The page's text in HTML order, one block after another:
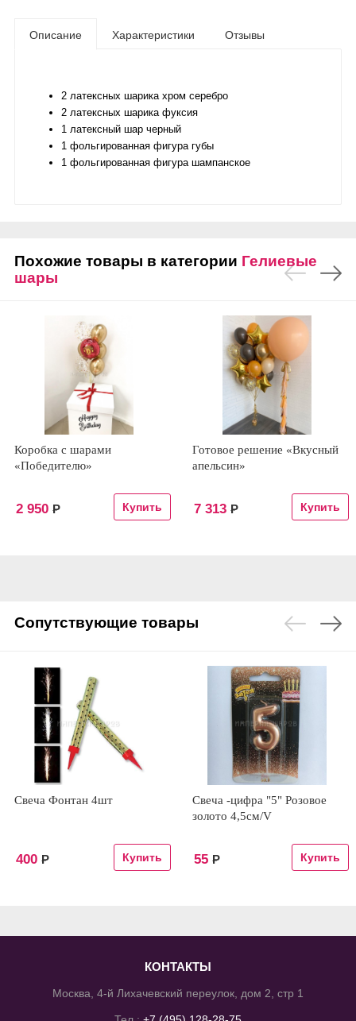
Описание Характеристики Отзывы
2 латексных шарика хром серебро
2 латексных шарика фуксия
1 латексный шар черный
1 фольгированная фигура губы
1 фольгированная фигура шампанское
Похожие товары в категории Гелиевые
шары
Коробка с шарами
«Победителю»
2 950 Р
Готовое решение «Вкусный
апельсин»
7 313 Р
Сопутствующие товары
Свеча Фонтан 4шт
400 Р
Свеча -цифра "5" Розовое
золото 4,5см/V
55 Р
КОНТАКТЫ
Москва, 4-й Лихачевский переулок, дом 2, стр 1